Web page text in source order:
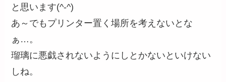
と思います(^-^)
あ～でもプリンター置く場所を考えないとな
ぁ…。
瑠璃に悪戯されないようにしとかないといけない
しね。